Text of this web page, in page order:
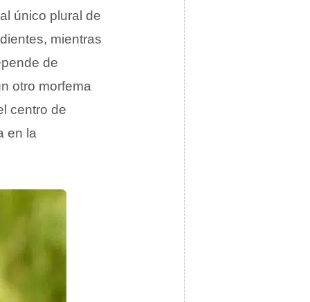
único plural de
mientras
de
otro morfema
centro de
en la